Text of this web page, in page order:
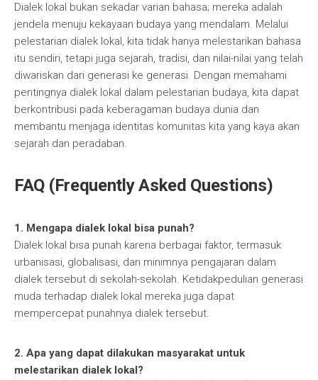
Dialek lokal bukan sekadar varian bahasa; mereka adalah
jendela menuju kekayaan budaya yang mendalam. Melalui
pelestarian dialek lokal, kita tidak hanya melestarikan bahasa
itu sendiri, tetapi juga sejarah, tradisi, dan nilai-nilai yang telah
diwariskan dari generasi ke generasi. Dengan memahami
pentingnya dialek lokal dalam pelestarian budaya, kita dapat
berkontribusi pada keberagaman budaya dunia dan
membantu menjaga identitas komunitas kita yang kaya akan
sejarah dan peradaban.
FAQ (Frequently Asked Questions)
1. Mengapa dialek lokal bisa punah?
Dialek lokal bisa punah karena berbagai faktor, termasuk
urbanisasi, globalisasi, dan minimnya pengajaran dalam
dialek tersebut di sekolah-sekolah. Ketidakpedulian generasi
muda terhadap dialek lokal mereka juga dapat
mempercepat punahnya dialek tersebut.
2. Apa yang dapat dilakukan masyarakat untuk
melestarikan dialek lokal?